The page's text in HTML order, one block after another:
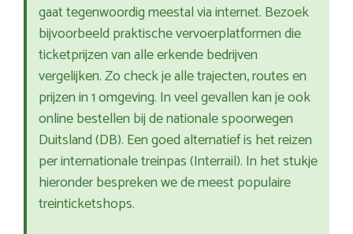
gaat tegenwoordig meestal via internet. Bezoek
bijvoorbeeld praktische vervoerplatformen die
ticketprijzen van alle erkende bedrijven
vergelijken. Zo check je alle trajecten, routes en
prijzen in 1 omgeving. In veel gevallen kan je ook
online bestellen bij de nationale spoorwegen
Duitsland (DB). Een goed alternatief is het reizen
per internationale treinpas (Interrail). In het stukje
hieronder bespreken we de meest populaire
treinticketshops.